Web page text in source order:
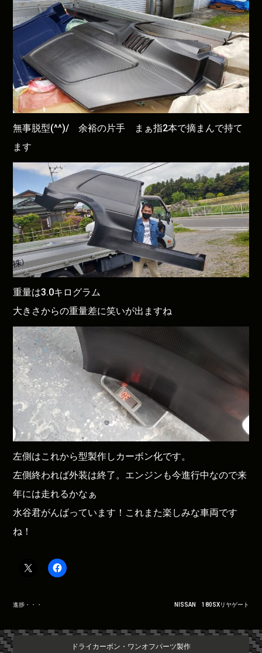
無事脱型(^^)/ 余裕の片手 まぁ指2本で摘まんで持て
ます
重量は3.0キログラム
大きさからの重量差に笑いが出ますね
左側はこれから型製作しカーボン化です。
左側終われば外装は終了。エンジンも今進行中なので来
年には走れるかなぁ
水谷君がんばっています！これまた楽しみな車両です
ね！
投
ナ
ビ
進捗・・・ NISSAN 180SXリヤゲート
ドライカーボン・ワンオフパーツ製作